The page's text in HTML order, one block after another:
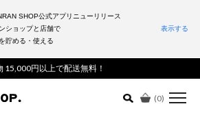
15,000円以上で配送無料！
(0)
詳細検索はこちら
SHOP公式アプリニューリリース
ショップと店舗で
貯める・使える
表示する